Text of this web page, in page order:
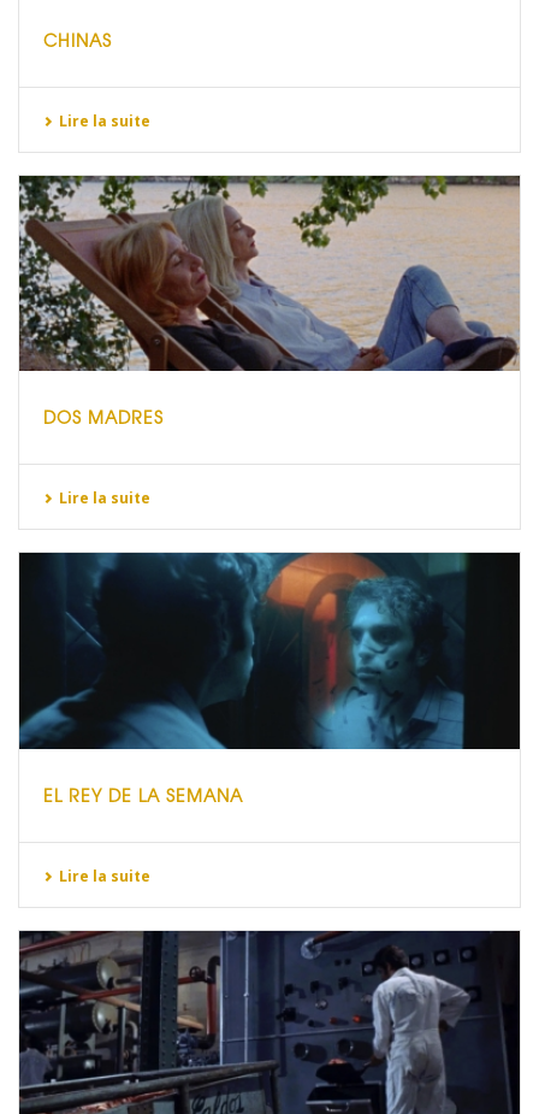
CHINAS
Lire la suite
DOS MADRES
Lire la suite
EL REY DE LA SEMANA
Lire la suite